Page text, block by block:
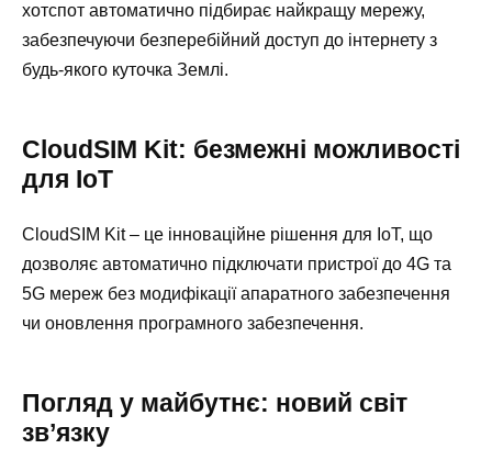
хотспот автоматично підбирає найкращу мережу,
забезпечуючи безперебійний доступ до інтернету з
будь-якого куточка Землі.
CloudSIM Kit: безмежні можливості
для IoT
CloudSIM Kit – це інноваційне рішення для IoT, що
дозволяє автоматично підключати пристрої до 4G та
5G мереж без модифікації апаратного забезпечення
чи оновлення програмного забезпечення.
Погляд у майбутнє: новий світ
зв’язку